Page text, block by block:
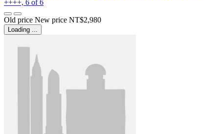
++++, 6 of 6
Old price New price NT$2,980
Loading ...